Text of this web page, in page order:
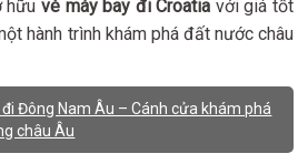
hữu vé máy bay đi Croatia với giá tốt
hành trình khám phá đất nước châu
Đông Nam Âu – Cánh cửa khám phá
châu Âu